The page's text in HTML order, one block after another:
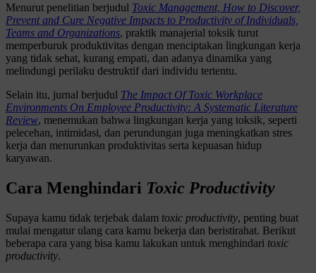
Menurut penelitian berjudul Toxic Management, How to Discover,
Prevent and Cure Negative Impacts to Productivity of Individuals,
Teams and Organizations, praktik manajerial toksik turut
memperburuk produktivitas dengan menciptakan lingkungan kerja
yang tidak sehat, kurang empati, dan adanya dinamika yang
melindungi perilaku destruktif dari individu tertentu.
Selain itu, jurnal berjudul The Impact Of Toxic Workplace
Environments On Employee Productivity: A Systematic Literature
Review, menemukan bahwa lingkungan kerja yang toksik, seperti
pelecehan, intimidasi, dan perundungan juga meningkatkan stres
kerja dan menurunkan produktivitas serta kepuasan hidup
karyawan.
Cara Menghindari Toxic Productivity
Supaya kamu tidak terjebak dalam toxic productivity, penting buat
mulai mengatur ulang cara kamu bekerja dan beristirahat. Berikut
beberapa cara yang bisa kamu lakukan untuk menghindari toxic
productivity.